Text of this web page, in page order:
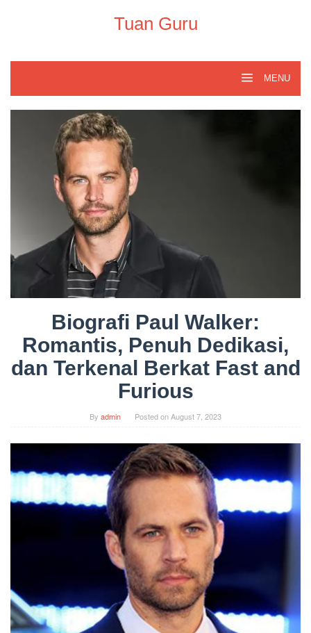
Tuan Guru
MENU
Biografi Paul Walker:
Romantis, Penuh Dedikasi,
dan Terkenal Berkat Fast and
Furious
By admin Posted onAugust 7, 2023